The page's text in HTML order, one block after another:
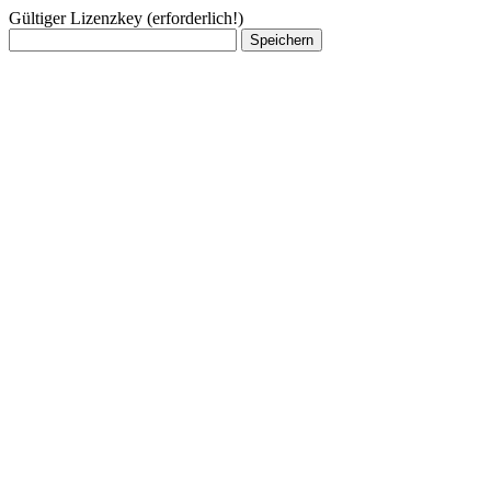
Gültiger Lizenzkey (erforderlich!)